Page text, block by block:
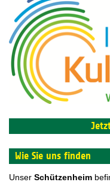
Wie Sie uns finden
Unser Schützenheim